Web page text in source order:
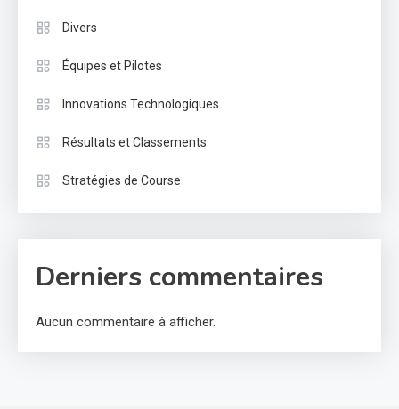
Divers
Équipes et Pilotes
Innovations Technologiques
Résultats et Classements
Stratégies de Course
Derniers commentaires
Aucun commentaire à afficher.